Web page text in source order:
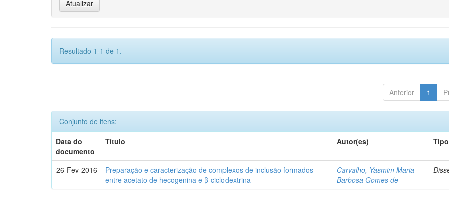
Resultado 1-1 de 1.
Anterior 1
Conjunto de itens:
Data do
documento
Título Autor(es) Tipo
26-Fev-2016
Preparação e caracterização de complexos de inclusão formados
entre acetato de hecogenina e β-ciclodextrina
Carvalho, Yasmim Maria
Barbosa Gomes de